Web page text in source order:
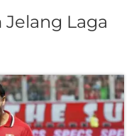
Laga